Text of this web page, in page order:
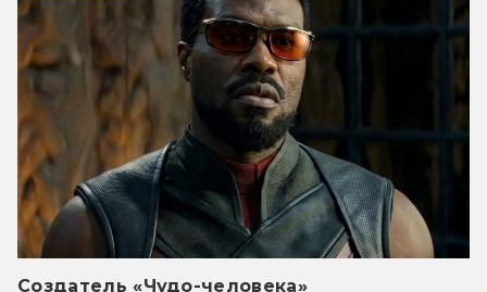
Создатель «Чудо-человека»